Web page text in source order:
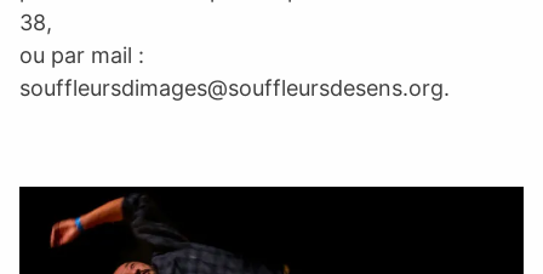
38,
ou par mail :
souffleursdimages@souffleursdesens.org.